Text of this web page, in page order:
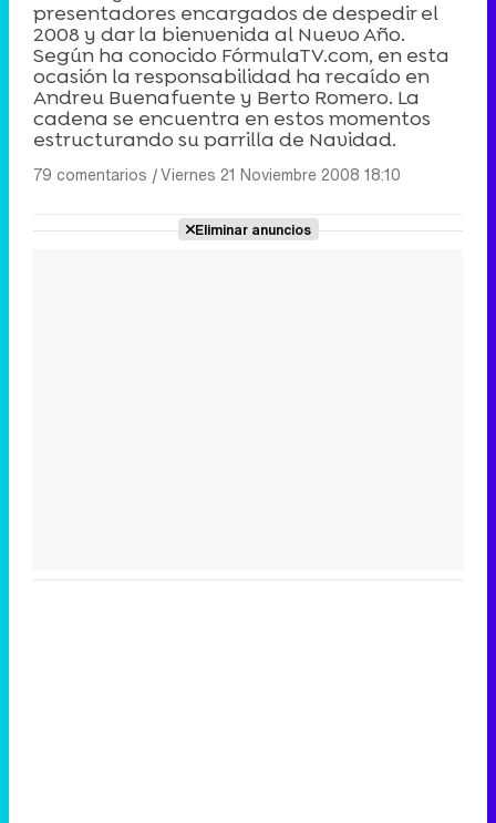
presentadores encargados de despedir el
2008 y dar la bienvenida al Nuevo Año.
Según ha conocido FórmulaTV.com, en esta
ocasión la responsabilidad ha recaído en
Andreu Buenafuente y Berto Romero. La
cadena se encuentra en estos momentos
estructurando su parrilla de Navidad.
79 comentarios |Viernes 21 Noviembre 2008 18:10
Eliminar anuncios